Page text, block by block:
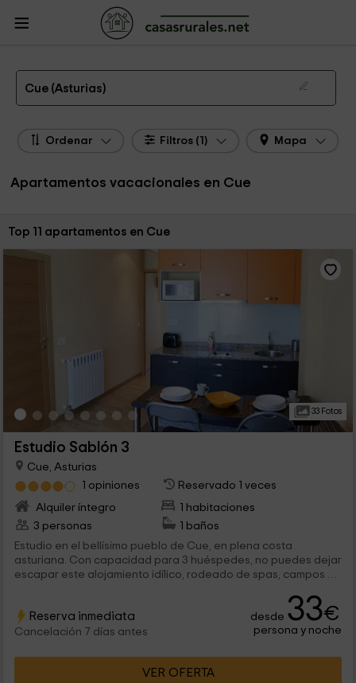
Casas Rurales
Apartamentos Cue
Apartamentos de alquiler en Cue
Cue (Asturias)
Ordenar Filtros (1) Mapa
Apartamentos vacacionales en Cue
Ordenar por:
Top 11 apartamentos en Cue
33 Fotos
Estudio Sablón 3
Cue, Asturias
1 opiniones
Reservado 1 veces
Alquiler íntegro
1 habitaciones
3 personas
1 baños
Estudio en el bellísimo pueblo de Cue, en plena costa
asturiana. Con capacidad para 3 huéspedes, no puedes dejar
escapar este alojamiento idílico, rodeado de spas, campos de
Reserva inmediata
Cancelación 7 días antes
desde 33€
persona y noche
VER OFERTA